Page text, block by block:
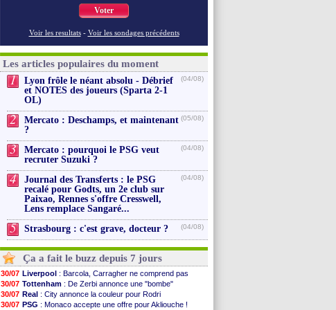
Voter
Voir les resultats - Voir les sondages précédents
Les articles populaires du moment
1
Lyon frôle le néant absolu - Débrief
et NOTES des joueurs (Sparta 2-1
OL)
(04/08)
2
Mercato : Deschamps, et maintenant
?
(05/08)
3
Mercato : pourquoi le PSG veut
recruter Suzuki ?
(04/08)
4
Journal des Transferts : le PSG
recalé pour Godts, un 2e club sur
Paixao, Rennes s'offre Cresswell,
Lens remplace Sangaré...
(04/08)
5 Strasbourg : c'est grave, docteur ? (04/08)
Ça a fait le buzz depuis 7 jours
30/07 Liverpool : Barcola, Carragher ne comprend pas
30/07 Tottenham : De Zerbi annonce une "bombe"
30/07 Real : City annonce la couleur pour Rodri
30/07 PSG : Monaco accepte une offre pour Akliouche !